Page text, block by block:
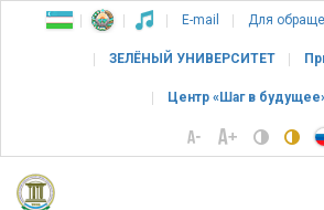
E-mail Для
ЗЕЛЁНЫЙ УНИВЕРСИТЕТ
Центр «Шаг в